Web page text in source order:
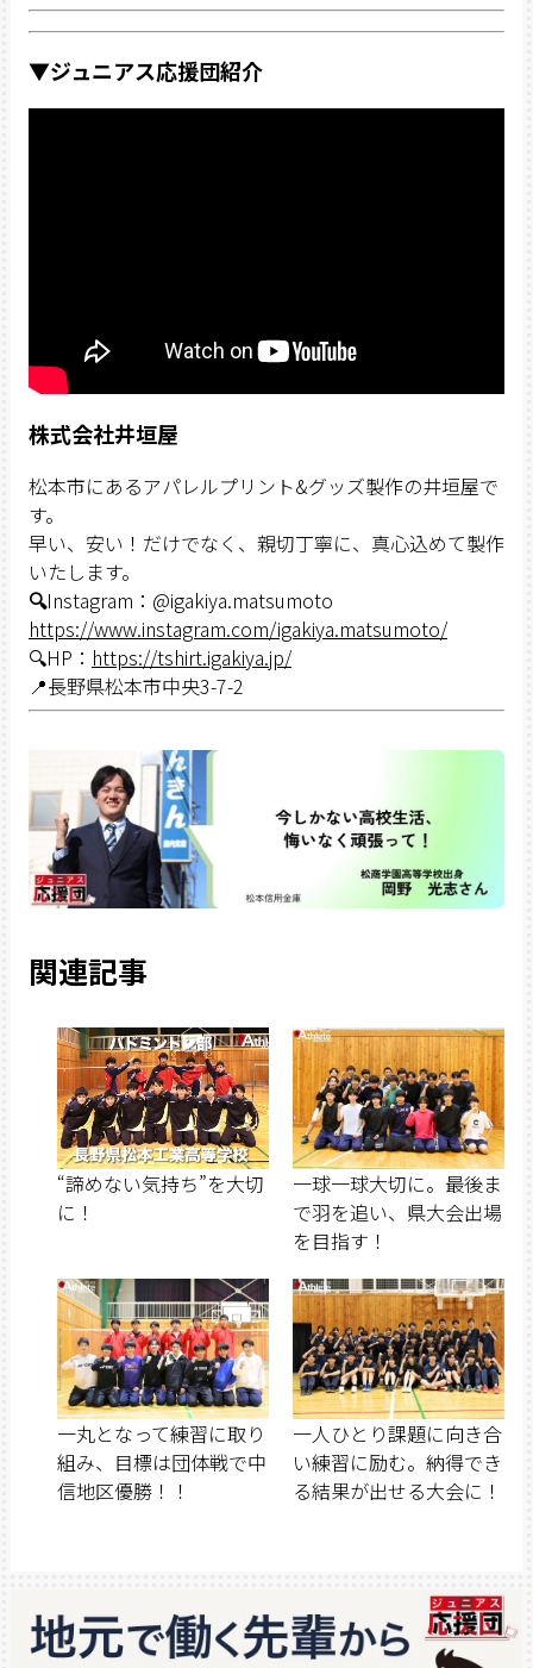
▼ジュニアス応援団紹介
株式会社井垣屋
松本市にあるアパレルプリント&グッズ製作の井垣屋で
す。
早い、安い！だけでなく、親切丁寧に、真心込めて製作
いたします。
🔍Instagram：@igakiya.matsumoto
https://www.instagram.com/igakiya.matsumoto/
🔍HP： https://tshirt.igakiya.jp/
📍長野県松本市中央3-7-2
関連記事
“諦めない気持ち”を大切
に！
一球一球大切に。最後ま
で羽を追い、県大会出場
を目指す！
一丸となって練習に取り
組み、目標は団体戦で中
信地区優勝！！
一人ひとり課題に向き合
い練習に励む。納得でき
る結果が出せる大会に！